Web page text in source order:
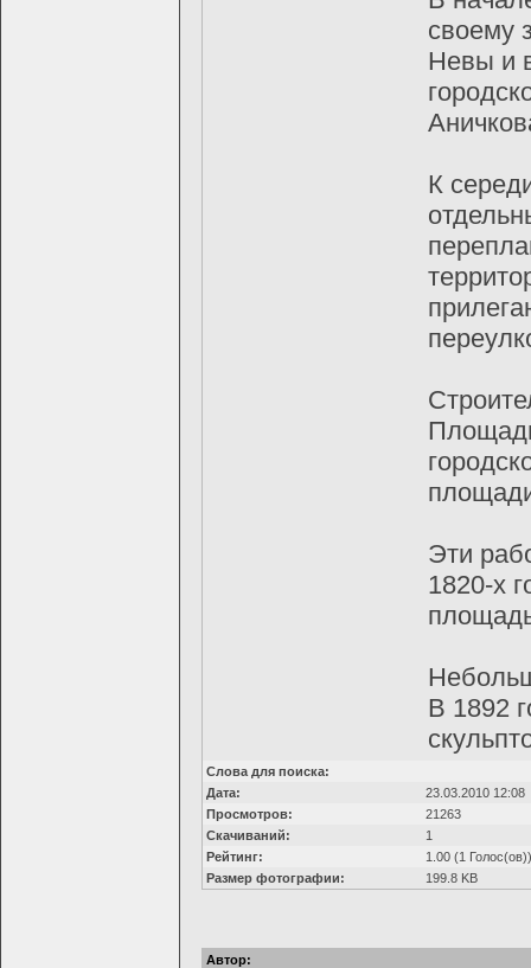
своему
Невы и
К
Эти
1820-х
В 1892
Слова для поиска:
Дата:
23.03.2010 12:08
Просмотров:
21263
Скачиваний:
1
Рейтинг:
1.00 (1 Голос(ов))
Размер фотографии:
199.8 KB
Автор: